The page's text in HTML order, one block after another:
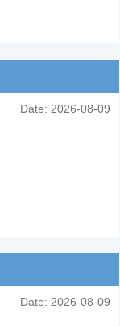
Date: 2026-08-09
Date: 2026-08-09